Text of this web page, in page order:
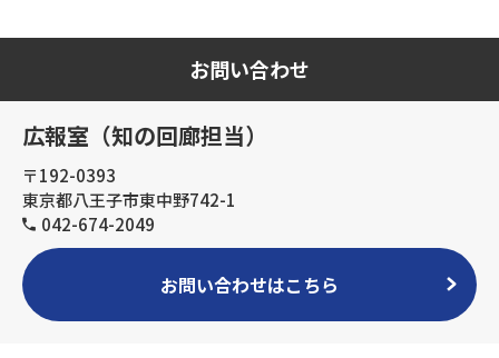
お問い合わせ
広報室（知の回廊担当）
〒192-0393
東京都八王子市東中野742-1
042-674-2049
お問い合わせはこちら